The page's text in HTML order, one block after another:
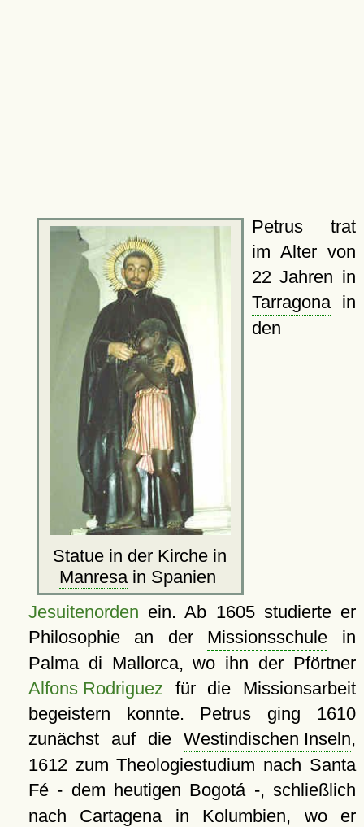
Statue in der Kirche in
Manresain Spanien
Petrus trat
im Alter von
22 Jahren in
Tarragonain
den
Jesuitenorden ein. Ab 1605 studierte er
Philosophie an der Missionsschule in
Palma di Mallorca, wo ihn der Pförtner
Alfons Rodriguez für die Missionsarbeit
begeistern konnte. Petrus ging 1610
zunächst auf die Westindischen Inseln,
1612 zum Theologiestudium nach Santa
Fé - dem heutigen Bogotá -, schließlich
nach Cartagena in Kolumbien, wo er